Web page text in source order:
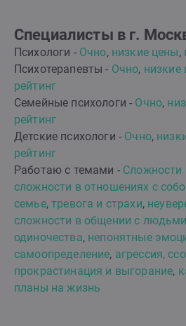
Специалисты в г.
Психологи - Очно, низкие цены,
Психотерапевты - Очно, низкие
рейтинг
Семейные психологи - Очно,
рейтинг
Детские психологи - Очно,
рейтинг
Работаю с темами - Сложности
сложности в отношениях с
семье,тревога и страхи,
сложности в общении с людьми
одиночества, непонятные
самоопределение, агрессия,
прокрастинация и выгорание,
планы на жизнь